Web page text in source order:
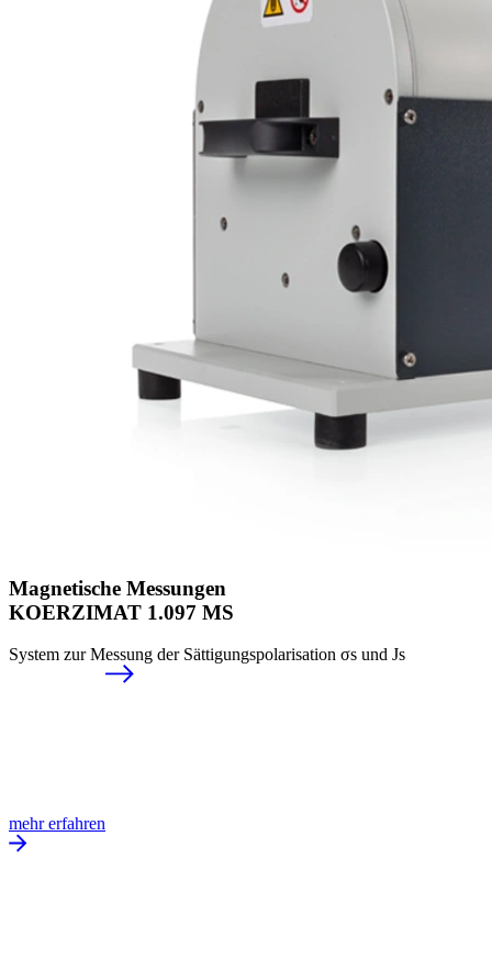
Magnetische Messungen
KOERZIMAT 1.097 MS
System zur Messung der Sättigungspolarisation σs und Js
mehr erfahren